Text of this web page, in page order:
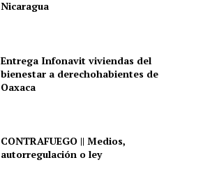
Nicaragua
Entrega Infonavit viviendas del
bienestar a derechohabientes de
Oaxaca
CONTRAFUEGO || Medios,
autorregulación o ley